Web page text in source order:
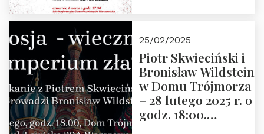
2025 r. godz. 17:30,
DAW ul. Miodowa
17/19
25/02/2025
Piotr Skwieciński i
Bronisław Wildstein
w Domu Trójmorza
– 28 lutego 2025 r. o
godz. 18:00.